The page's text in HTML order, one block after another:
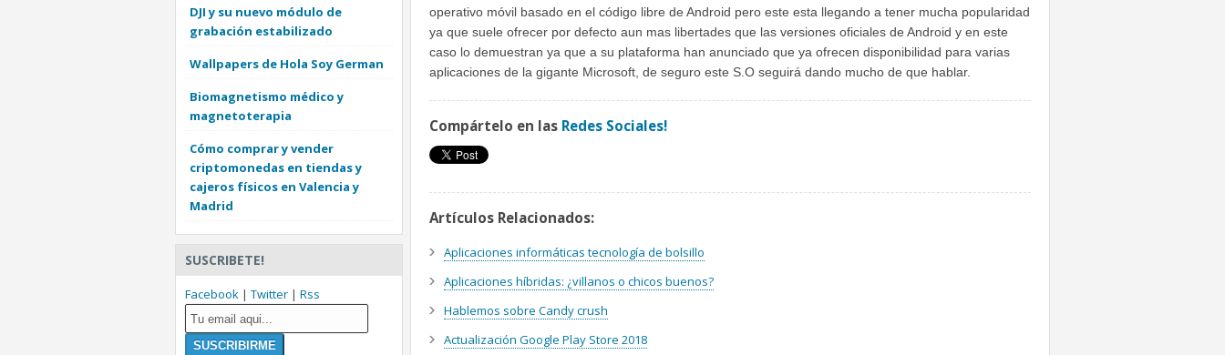
operativo móvil basado en el código libre de Android pero este esta llegando a tener mucha popularidad
ya que suele ofrecer por defecto aun mas libertades que las versiones oficiales de Android y en este
caso lo demuestran ya que a su plataforma han anunciado que ya ofrecen disponibilidad para varias
aplicaciones de la gigante Microsoft, de seguro este S.O seguirá dando mucho de que hablar.
Compártelo en las Redes Sociales!
Artículos Relacionados:
Aplicaciones informáticas tecnología de bolsillo
Aplicaciones híbridas: ¿villanos o chicos buenos?
Hablemos sobre Candy crush
Actualización Google Play Store 2018
DJI y su nuevo módulo de
grabación estabilizado
Wallpapers de Hola Soy German
Biomagnetismo médico y
magnetoterapia
Cómo comprar y vender
criptomonedas en tiendas y
cajeros físicos en Valencia y
Madrid
SUSCRIBETE!
Facebook | Twitter | Rss